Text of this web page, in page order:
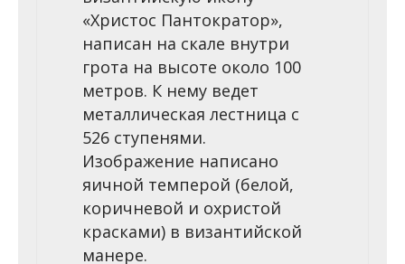
«Христос Пантократор»,
написан на скале внутри
грота на высоте около 100
метров. К нему ведет
металлическая лестница с
526 ступенями.
Изображение написано
яичной темперой (белой,
коричневой и охристой
красками) в византийской
манере.